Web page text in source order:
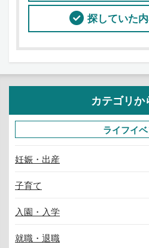
探していた
カテゴリか
ライフイ
妊娠・出産
子育て
入園・入学
就職・退職